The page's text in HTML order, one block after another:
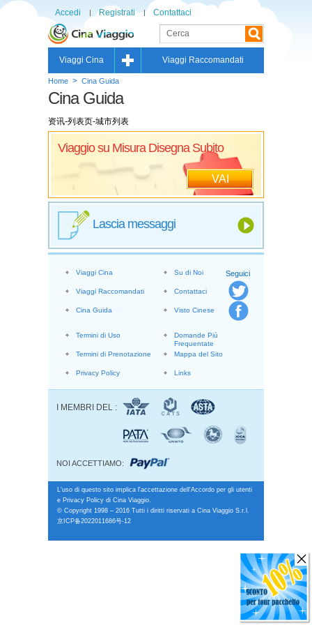
Accedi Registrati Contattaci
Viaggi Cina Viaggi Raccomandati
Home > Cina Guida
Cina Guida
资讯-列表页-城市列表
Viaggio su Misura Disegna Subito
VAI
Lascia messaggi
Seguici
Viaggi Cina
Viaggi Raccomandati
Cina Guida
Su di Noi
Contattaci
Visto Cinese
Termini di Uso
Termini di Prenotazione
Privacy Policy
Domande Più
Frequentate
Mappa del Sito
Links
I MEMBRI DEL :
NOI ACCETTIAMO:
L'uso di questo sito implica l'accettazione dell'Accordo per gli utenti
e Privacy Policy di Cina Viaggio.
© Copyright 1998 – 2016 Tutti i diritti riservati a Cina Viaggio S.r.l.
京ICP备2022011686号-12